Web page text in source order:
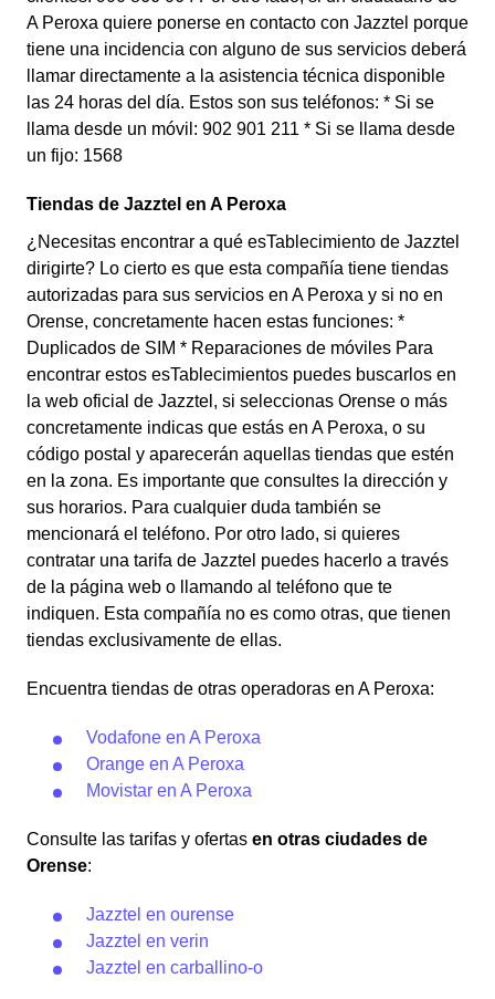
A Peroxa quiere ponerse en contacto con Jazztel porque
tiene una incidencia con alguno de sus servicios deberá
llamar directamente a la asistencia técnica disponible
las 24 horas del día. Estos son sus teléfonos: * Si se
llama desde un móvil: 902 901 211 * Si se llama desde
un fijo: 1568
Tiendas de Jazztel en A Peroxa
¿Necesitas encontrar a qué esTablecimiento de Jazztel
dirigirte? Lo cierto es que esta compañía tiene tiendas
autorizadas para sus servicios en A Peroxa y si no en
Orense, concretamente hacen estas funciones: *
Duplicados de SIM * Reparaciones de móviles Para
encontrar estos esTablecimientos puedes buscarlos en
la web oficial de Jazztel, si seleccionas Orense o más
concretamente indicas que estás en A Peroxa, o su
código postal y aparecerán aquellas tiendas que estén
en la zona. Es importante que consultes la dirección y
sus horarios. Para cualquier duda también se
mencionará el teléfono. Por otro lado, si quieres
contratar una tarifa de Jazztel puedes hacerlo a través
de la página web o llamando al teléfono que te
indiquen. Esta compañía no es como otras, que tienen
tiendas exclusivamente de ellas.
Encuentra tiendas de otras operadoras en A Peroxa:
Vodafone en A Peroxa
Orange en A Peroxa
Movistar en A Peroxa
Consulte las tarifas y ofertas en otras ciudades de
Orense:
Jazztel en ourense
Jazztel en verin
Jazztel en carballino-o